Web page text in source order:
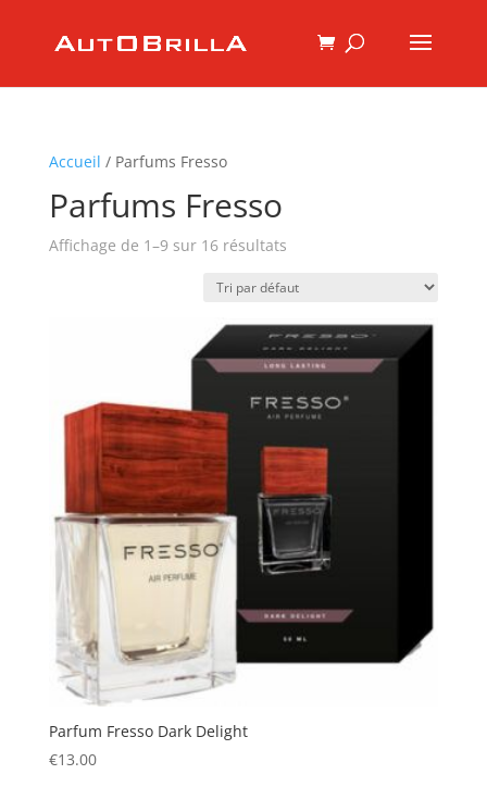
Accueil / Parfums Fresso
Parfums Fresso
Affichage de 1–9 sur 16 résultats
Parfum Fresso Dark Delight
€13.00